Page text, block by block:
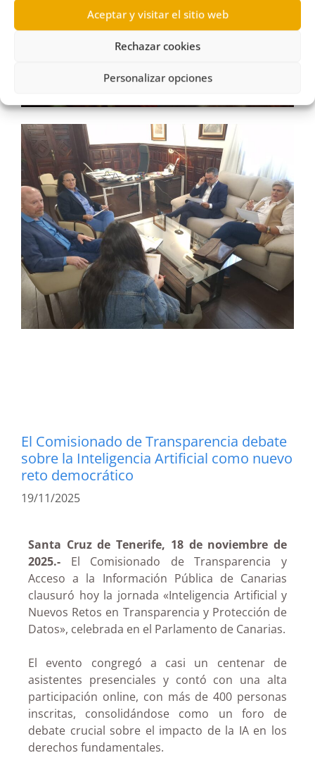
Aceptar y visitar el sitio web
Rechazar cookies
Personalizar opciones
El Comisionado de Transparencia debate
sobre la Inteligencia Artificial como nuevo
reto democrático
19/11/2025
Santa Cruz de Tenerife, 18 de noviembre de
2025.- El Comisionado de Transparencia y
Acceso a la Información Pública de Canarias
clausuró hoy la jornada «Inteligencia Artificial y
Nuevos Retos en Transparencia y Protección de
Datos», celebrada en el Parlamento de Canarias.
El evento congregó a casi un centenar de
asistentes presenciales y contó con una alta
participación online, con más de 400 personas
inscritas, consolidándose como un foro de
debate crucial sobre el impacto de la IA en los
derechos fundamentales.